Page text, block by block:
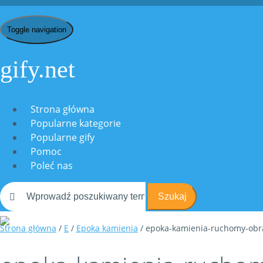
Toggle navigation
gify.net
Strona główna
Popularne kategorie
Popularne gify
Pomoc
Poleć nas
Szukaj
Strona główna / E / Epoka kamienia / epoka-kamienia-ruchomy-